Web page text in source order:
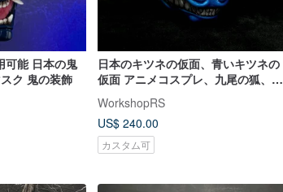
マスク ダーク般若マスク 鬼の装飾
日本のキツネの仮面、青いキツネの
仮面 アニメコスプレ、九尾の狐、日
本の青いキツネの仮面、キツネの仮
面着用
WorkshopRS
US$ 240.00
カスタム可